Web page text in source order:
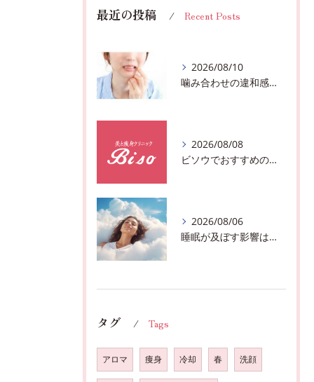
最近の投稿 Recent Posts
2026/08/10
噛み合わせの違和感、体からのサインかも♪千葉市中央区フェイシャルボディーエステサロン
2026/08/08
ビソウでおすすめのフェースビューティーの洗顔♪千葉市中央区フルハンドで体質、姿勢改善！！
2026/08/06
睡眠が及ぼす影響は？千葉市おすすめメニュー全身リンパマッサージで全身スッキリ♪
タグ Tags
アロマ 痩身 冷却 春 洗顔